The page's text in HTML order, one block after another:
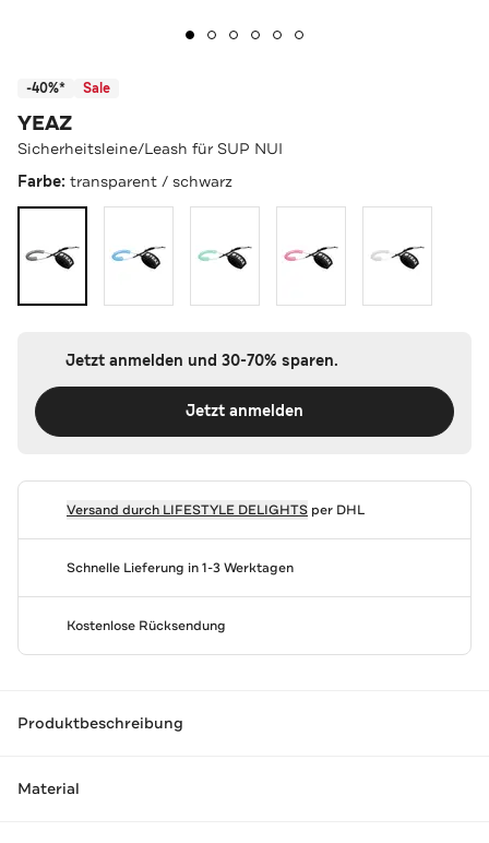
-40%* Sale
YEAZ
Sicherheitsleine/Leash für SUP NUI
Farbe: transparent / schwarz
Jetzt anmelden und 30-70% sparen.
Jetzt anmelden
Versand durch LIFESTYLE DELIGHTSper DHL
Schnelle Lieferung in 1-3 Werktagen
Kostenlose Rücksendung
Produktbeschreibung
Material